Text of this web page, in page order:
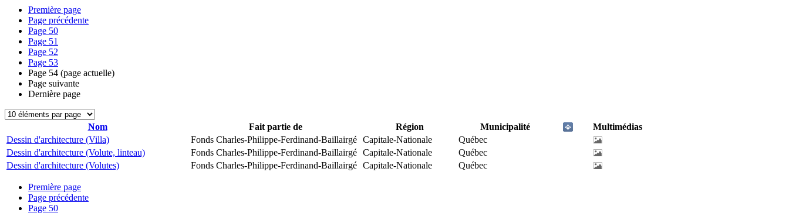
Première page
Page précédente
Page 50
Page 51
Page 52
Page 53
Page 54 (page actuelle)
Page suivante
Dernière page
Nom Fait partie de Région Municipalité
Multimédias
Dessin d'architecture (Villa)
Fonds Charles-Philippe-Ferdinand-Baillairgé Capitale-Nationale
Québec
Dessin d'architecture (Volute, linteau)
Fonds Charles-Philippe-Ferdinand-Baillairgé Capitale-Nationale
Québec
Dessin d'architecture (Volutes)
Fonds Charles-Philippe-Ferdinand-Baillairgé Capitale-Nationale Québec
Première page
Page précédente
Page 50